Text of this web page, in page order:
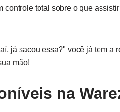
controle total sobre o que
já sacou essa?" você já tem a
mão!
na